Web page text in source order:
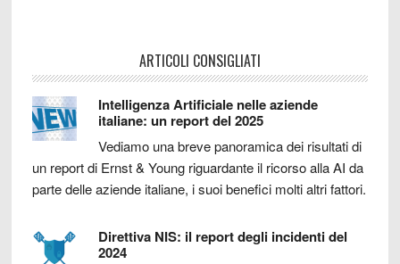
ARTICOLI CONSIGLIATI
Intelligenza Artificiale nelle aziende
italiane: un report del 2025
Vediamo una breve panoramica dei risultati di
un report di Ernst & Young riguardante il ricorso alla AI da
parte delle aziende italiane, i suoi benefici molti altri fattori.
Direttiva NIS: il report degli incidenti del
2024